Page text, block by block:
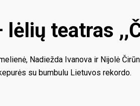
teatras
Nadiežda Ivanova ir Nijolė
su bumbulu Lietuvos rekordo.